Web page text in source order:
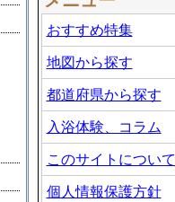
おすすめ特集
地図から探す
都道府県から探す
入浴体験、コラム
このサイトについて
個人情報保護方針